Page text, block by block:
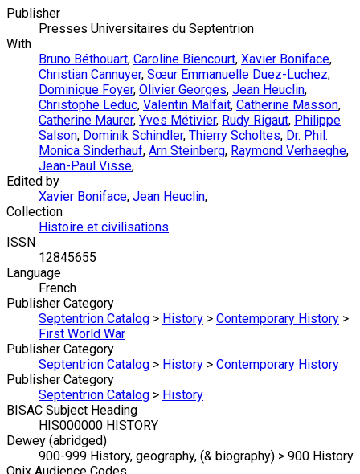
Publisher
Presses Universitaires du Septentrion
With
Bruno Béthouart, Caroline Biencourt, Xavier Boniface,
Christian Cannuyer, Sœur Emmanuelle Duez-Luchez,
Dominique Foyer, Olivier Georges, Jean Heuclin,
Christophe Leduc, Valentin Malfait, Catherine Masson,
Catherine Maurer, Yves Métivier, Rudy Rigaut, Philippe
Salson, Dominik Schindler, Thierry Scholtes, Dr. Phil.
Monica Sinderhauf, Arn Steinberg, Raymond Verhaeghe,
Jean-Paul Visse,
Edited by
Xavier Boniface, Jean Heuclin,
Collection
Histoire et civilisations
ISSN
12845655
Language
French
Publisher Category
Septentrion Catalog > History > Contemporary History >
First World War
Publisher Category
Septentrion Catalog > History > Contemporary History
Publisher Category
Septentrion Catalog > History
BISAC Subject Heading
HIS000000 HISTORY
Dewey (abridged)
900-999 History, geography, (& biography) > 900 History